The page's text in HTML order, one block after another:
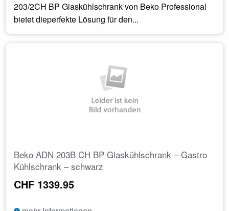
203/2CH BP Glaskühlschrank von Beko Professional
bietet dieperfekte Lösung für den...
Beko ADN 203B CH BP Glaskühlschrank – Gastro
Kühlschrank – schwarz
CHF 1339.95